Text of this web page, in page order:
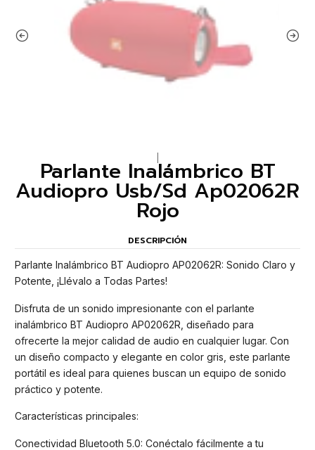
Parlante Inalámbrico BT
Audiopro Usb/Sd Ap02062R
Rojo
DESCRIPCIÓN
Parlante Inalámbrico BT Audiopro AP02062R: Sonido Claro y
Potente, ¡Llévalo a Todas Partes!
Disfruta de un sonido impresionante con el parlante
inalámbrico BT Audiopro AP02062R, diseñado para
ofrecerte la mejor calidad de audio en cualquier lugar. Con
un diseño compacto y elegante en color gris, este parlante
portátil es ideal para quienes buscan un equipo de sonido
práctico y potente.
Características principales:
Conectividad Bluetooth 5.0: Conéctalo fácilmente a tu